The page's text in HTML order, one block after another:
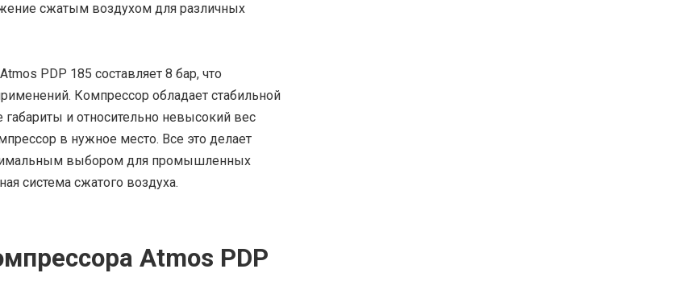
сжатым воздухом для различных
PDP 185 составляет 8 бар, что
Компрессор обладает стабильной
и относительно невысокий вес
в нужное место. Все это делает
выбором для промышленных
система сжатого воздуха.
Atmos PDP